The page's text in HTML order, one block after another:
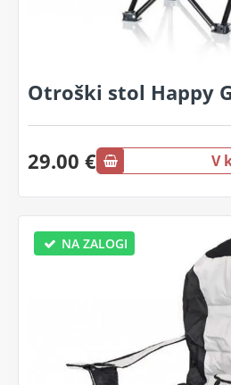
Otroški stol Happy
29.00 € V
NA ZALOGI